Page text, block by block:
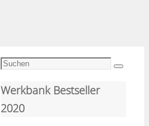
Suche
Suchen
Werkbank Bestseller
2020